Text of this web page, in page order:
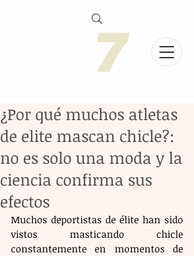
¿Por qué muchos atletas
de elite mascan chicle?:
no es solo una moda y la
ciencia confirma sus
efectos
Muchos deportistas de élite han sido
vistos masticando chicle
constantemente en momentos de